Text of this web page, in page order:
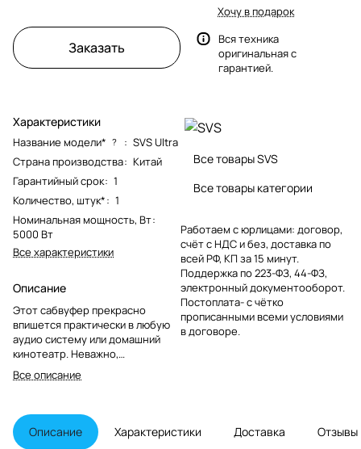
Заказать
Характеристики
Название модели* ? : SVS Ultra
Страна производства: Китай
Гарантийный срок: 1
Количество, штук*: 1
Номинальная мощность, Вт:
5000 Вт
Все характеристики
Описание
Этот сабвуфер прекрасно
впишется практически в любую
аудио систему или домашний
кинотеатр. Неважно,
предпочитаете вы двух
канальную систему или хотите
мониторам, добавить басов к
вашим напольным колонкам или
у вас система типа Dolby Atmos,
Все описание
Хочу в подарок
Вся техника
оригинальная с
гарантией.
Все товары SVS
Все товары категории
Работаем с юрлицами: договор,
счёт с НДС и без, доставка по
всей РФ, КП за 15 минут.
Поддержка по 223-ФЗ, 44-ФЗ,
электронный документооборот.
Постоплата- с чётко
прописанными всеми условиями
в договоре.
Описание Характеристики Доставка Отзывы